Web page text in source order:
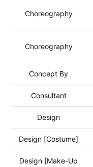
Choreography
Choreography
Concept By
Consultant
Design
Design [Costume]
Design [Make-Up